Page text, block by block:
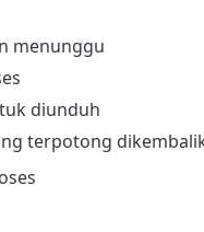
menunggu
diunduh
terpotong